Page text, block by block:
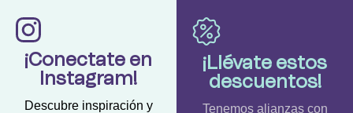
¡Conectate en
Instagram!
Descubre inspiración y
¡Llévate estos
descuentos!
Tenemos alianzas con